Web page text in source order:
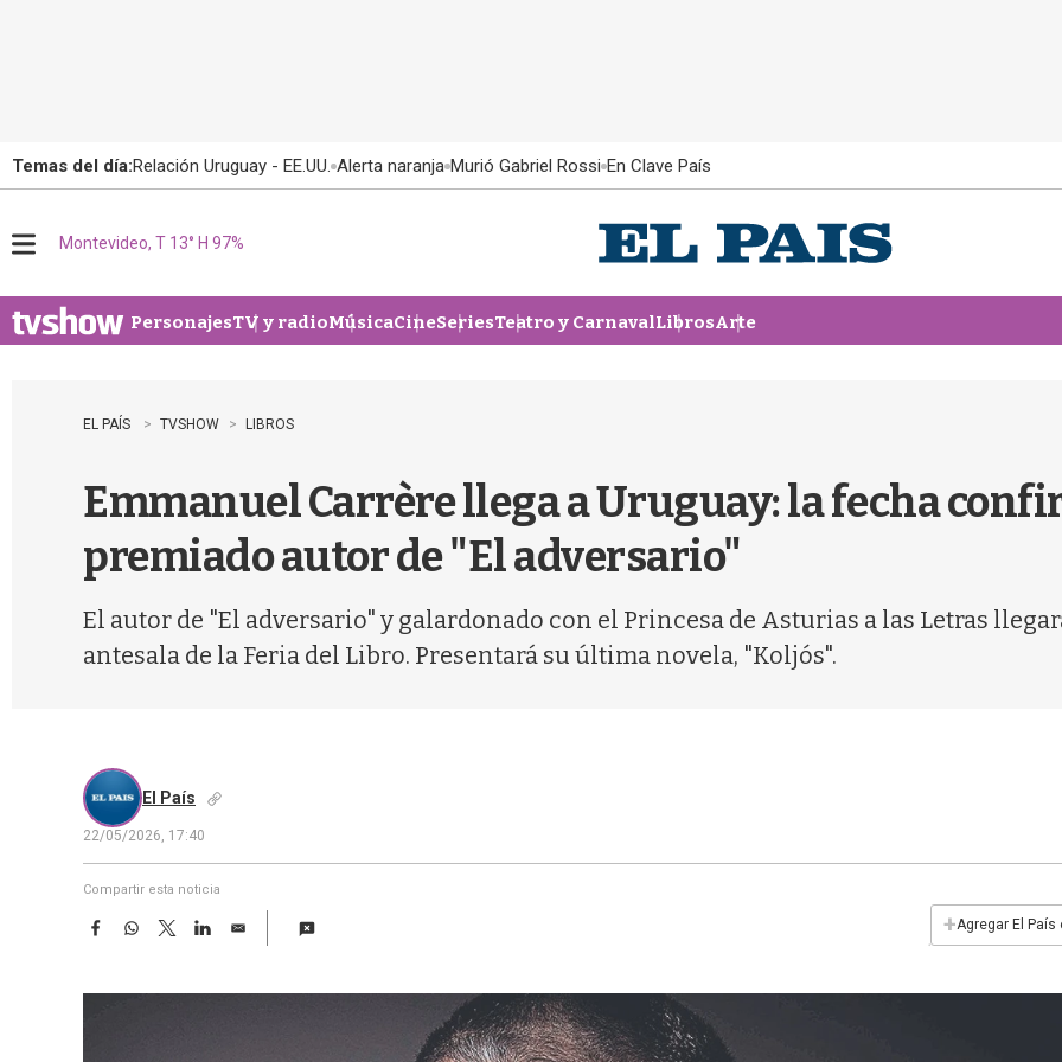
Temas del día:Relación Uruguay - EE.UU. Alerta naranja Murió Gabriel Rossi En Clave País
u
Montevideo, T 13° H 97%
PersonajesTV y radioMúsicaCineSeriesTeatro y CarnavalLibrosArte
EL PAÍS TVSHOW LIBROS
Emmanuel Carrère llega a Uruguay: la fecha
premiado autor de "El adversario"
El autor de "El adversario" y galardonado con el Princesa de Asturias a las Letras
antesala de la Feria del Libro. Presentará su última novela, "Koljós".
El País
22/05/2026, 17:40
Compartir esta noticia
F
e
W
t
T
w
t
L
k
E
i
+Agregar El País